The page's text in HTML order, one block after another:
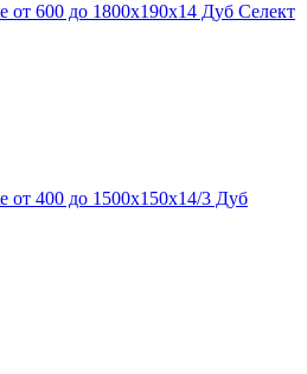
от 600 до 1800х190х14 Дуб Селект
от 400 до 1500х150х14/3 Дуб